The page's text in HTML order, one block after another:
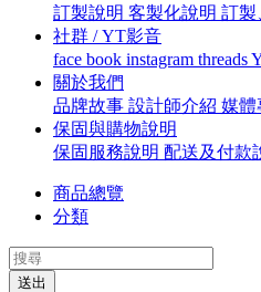
訂製說明 客製化說明 訂製
社群 / YT影音
face book instagram threads
關於我們
品牌故事 設計師介紹 媒體
保固與購物說明
保固服務說明 配送及付款
商品總覽
分類
送出